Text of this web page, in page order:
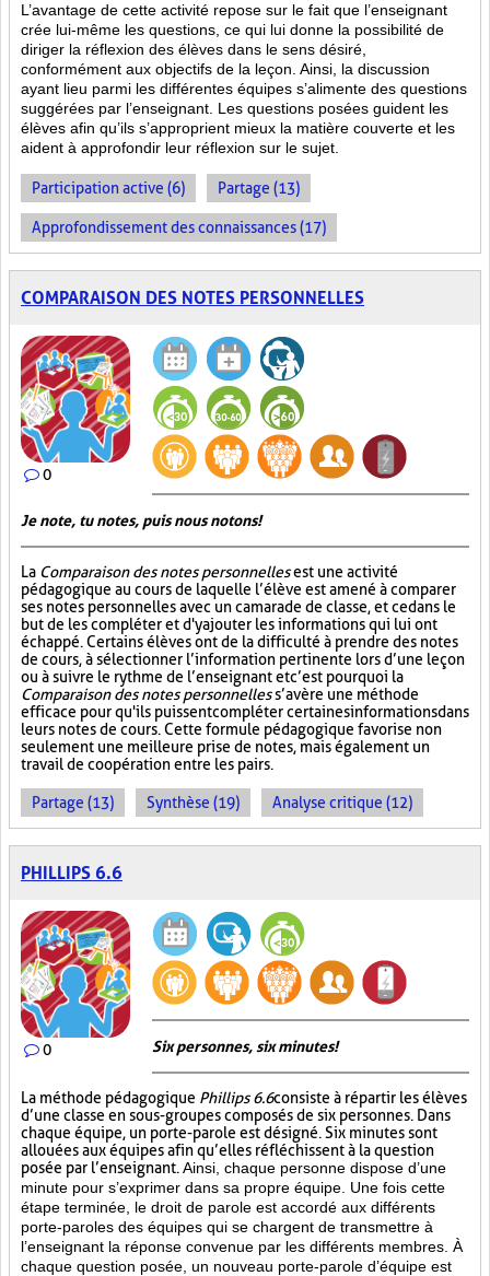
L’avantage de cette activité repose sur le fait que l’enseignant
crée lui-même les questions, ce qui lui donne la possibilité de
diriger la réflexion des élèves dans le sens désiré,
conformément aux objectifs de la leçon. Ainsi, la discussion
ayant lieu parmi les différentes équipes s’alimente des questions
suggérées par l’enseignant. Les questions posées guident les
élèves afin qu’ils s’approprient mieux la matière couverte et les
aident à approfondir leur réflexion sur le sujet.
Participation active (6) Partage (13)
Approfondissement des connaissances (17)
COMPARAISON DES NOTES PERSONNELLES
0
Je note, tu notes, puis nous notons!
La Comparaison des notes personnellesest une activité
pédagogique au cours de laquelle l’élève est amené à comparer
ses notes personnelles avec un camarade de classe, et ce dans le
but de les compléter et d'y ajouter les informations qui lui ont
échappé. Certains élèves ont de la difficulté à prendre des notes
de cours, à sélectionner l’information pertinente lors d’une leçon
ou à suivre le rythme de l’enseignant et c’est pourquoi la
Comparaison des notes personnelless’avère une méthode
efficace pour qu'ils puissent compléter certaines informations dans
leurs notes de cours. Cette formule pédagogique favorise non
seulement une meilleure prise de notes, mais également un
travail de coopération entre les pairs.
Partage (13) Synthèse (19) Analyse critique (12)
PHILLIPS 6.6
0 Six personnes, six minutes!
La méthode pédagogique Phillips 6.6consiste à répartir les élèves
d’une classe en sous-groupes composés de six personnes. Dans
chaque équipe, un porte-parole est désigné. Six minutes sont
allouées aux équipes afin qu’elles réfléchissent à la question
posée par l’enseignant. Ainsi, chaque personne dispose d’une
minute pour s’exprimer dans sa propre équipe. Une fois cette
étape terminée, le droit de parole est accordé aux différents
porte-paroles des équipes qui se chargent de transmettre à
l’enseignant la réponse convenue par les différents membres. À
chaque question posée, un nouveau porte-parole d’équipe est